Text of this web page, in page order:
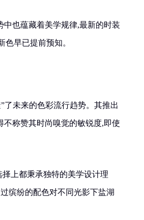
也蕴藏着美学规律,最新的时装
色早已提前预知。
了未来的色彩流行趋势。其推出
称赞其时尚嗅觉的敏锐度,即使
上都秉承独特的美学设计理
缤纷的配色对不同光影下盐湖